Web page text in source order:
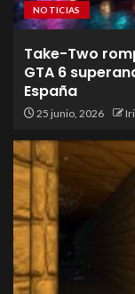
NOTICIAS
Take-Two
GTA 6
España
25 junio, 2026